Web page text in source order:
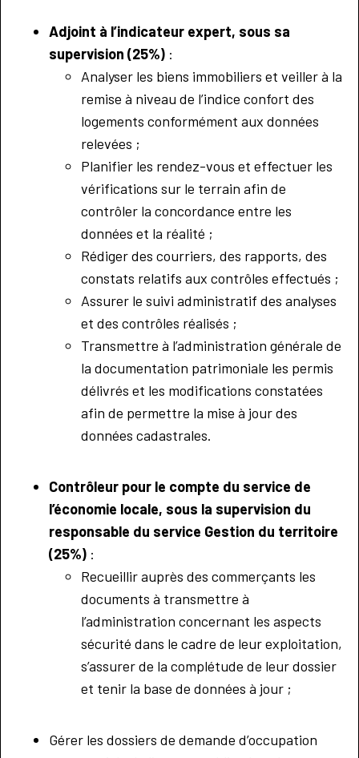
Adjoint à l’indicateur expert, sous sa
supervision (25%) :
Analyser les biens immobiliers et veiller à la
remise à niveau de l’indice confort des
logements conformément aux données
relevées ;
Planifier les rendez-vous et effectuer les
vérifications sur le terrain afin de
contrôler la concordance entre les
données et la réalité ;
Rédiger des courriers, des rapports, des
constats relatifs aux contrôles effectués ;
Assurer le suivi administratif des analyses
et des contrôles réalisés ;
Transmettre à l’administration générale de
la documentation patrimoniale les permis
délivrés et les modifications constatées
afin de permettre la mise à jour des
données cadastrales.
Contrôleur pour le compte du service de
l’économie locale, sous la supervision du
responsable du service Gestion du territoire
(25%) :
Recueillir auprès des commerçants les
documents à transmettre à
l’administration concernant les aspects
sécurité dans le cadre de leur exploitation,
s’assurer de la complétude de leur dossier
et tenir la base de données à jour ;
Gérer les dossiers de demande d’occupation